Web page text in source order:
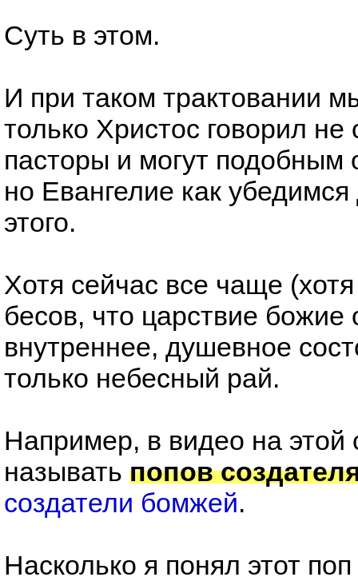
Суть в этом.
И при таком трактовании
только Христос говорил
пасторы и могут подобным
но Евангелие как
этого.
Хотя сейчас все чаще
бесов, что царствие божие
внутреннее, душевное
только небесный рай.
Например, в видео на этой
называть попов
создатели бомжей.
Насколько я понял этот